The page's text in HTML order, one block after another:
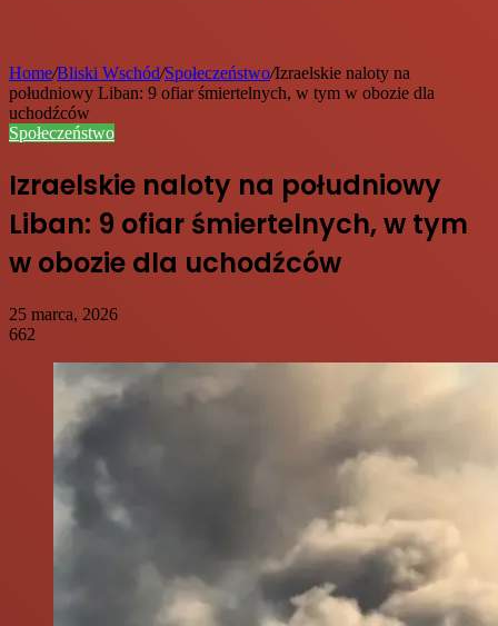
Home/Bliski Wschód/Społeczeństwo/Izraelskie naloty na
południowy Liban: 9 ofiar śmiertelnych, w tym w obozie dla
uchodźców
Społeczeństwo
Izraelskie naloty na południowy
Liban: 9 ofiar śmiertelnych, w tym
w obozie dla uchodźców
25 marca, 2026
662